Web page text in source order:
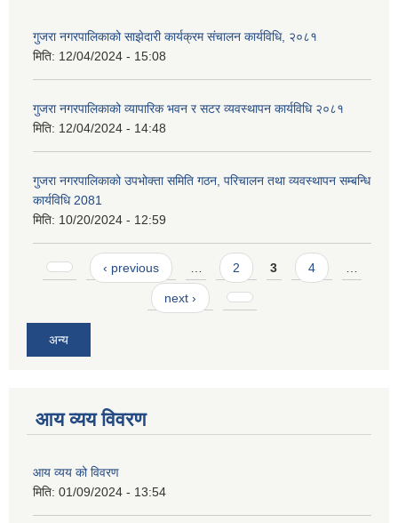
गुजरा नगरपालिकाको साझेदारी कार्यक्रम संचालन कार्यविधि, २०८१
मिति: 12/04/2024 - 15:08
गुजरा नगरपालिकाको व्यापारिक भवन र सटर व्यवस्थापन कार्यविधि २०८१
मिति: 12/04/2024 - 14:48
गुजरा नगरपालिकाको उपभोक्ता समिति गठन, परिचालन तथा व्यवस्थापन सम्बन्धि
कार्यविधि 2081
मिति: 10/20/2024 - 12:59
Pages ‹ previous … 2 3 4 …
next ›
अन्य
आय व्यय विवरण
आय व्यय को विवरण
मिति: 01/09/2024 - 13:54